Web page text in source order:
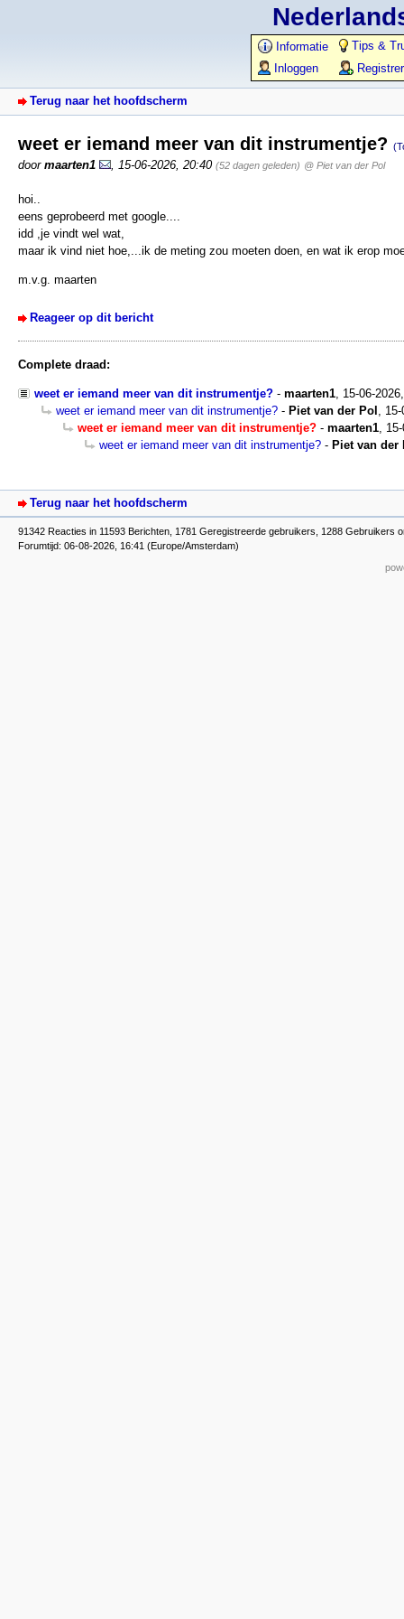
Informatie
Tips &
Inloggen
Terug naar het hoofdscherm
weet er iemand meer van dit instrumentje?
door maarten1 15-06-2026, 20:40 (52 dagen geleden) @ Piet van der Pol
hoi..
eens geprobeerd met google....
idd ,je vindt wel wat,
maar ik vind niet hoe,...ik de meting zou moeten doen, en wat ik erop
m.v.g. maarten
Reageer op dit bericht
Complete draad:
weet er iemand meer van dit instrumentje? - maarten1, 15-06-
weet er iemand meer van dit instrumentje? - Piet van der Pol ,
weet er iemand meer van dit instrumentje? - maarten1,
weet er iemand meer van dit instrumentje? - Piet van der
Terug naar het hoofdscherm
91342 Reacties in 11593 Berichten, 1781 Geregistreerde gebruikers, 1288 Gebruikers
Forumtijd: 06-08-2026, 16:41 (Europe/Amsterdam)